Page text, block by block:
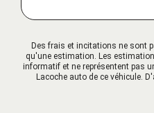
Des frais et incitations ne sont
qu'une estimation. Les
informatif et ne représentent pas
Lacoche auto de ce véhicule.